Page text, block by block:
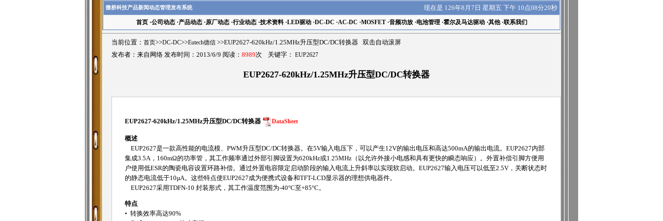
微桥科技产品新闻动态管理发布系统 现在是 126年8月7日 星期五 下午 10点08分20秒
首页·公司动态·产品动态·原厂动态·行业动态·技术资料·LED驱动·DC-DC ·AC-DC ·MOSFET·音频功放·电池管理·霍尔及马达驱动·其他·联系我们
当前位置： 首页>>DC-DC>>Eutech德信 >>EUP2627-620kHz/1.25MHz升压型DC/DC转换器 双击自动滚屏
发布者：来自网络 发布时间：2013/6/9 阅读： 8989次 关键字： EUP2627
EUP2627-620kHz/1.25MHz升压型DC/DC转换器
EUP2627-620kHz/1.25MHz升压型DC/DC转换器 DataSheet
概述
EUP2627是一款高性能的电流模、PWM升压型DC/DC转换器。在5V输入电压下，可以产生12V的输出电压和高达500mA的输出电流。EUP2627内部
集成3.5A，160mΩ的功率管，其工作频率通过外部引脚设置为620kHz或1.25MHz（以允许外接小电感和具有更快的瞬态响应）。外置补偿引脚方便用
户使用低ESR的陶瓷电容设置环路补偿。通过外置电容限定启动阶段的输入电流上升斜率以实现软启动。EUP2627输入电压可以低至2.5V，关断状态时
的静态电流低于10µA。这些特点使EUP2627成为便携式设备和TFT-LCD显示器的理想供电器件。
EUP2627采用TDFN-10 封装形式，其工作温度范围为-40°C至+85°C。
特点
• 转换效率高达90%